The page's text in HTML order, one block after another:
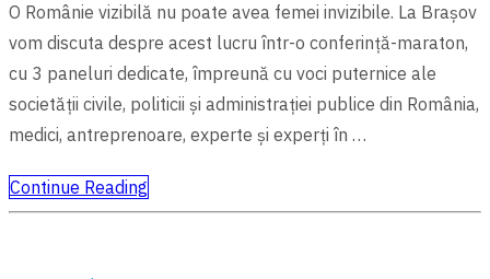
O Românie vizibilă nu poate avea femei invizibile. La Braşov
vom discuta despre acest lucru într-o conferință-maraton,
cu 3 paneluri dedicate, împreună cu voci puternice ale
societății civile, politicii și administrației publice din România,
medici, antreprenoare, experte și experți în …
Continue Reading